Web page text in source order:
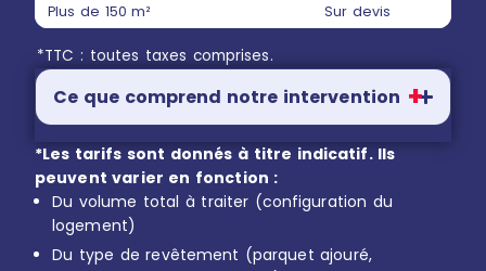
Plus de 150 m²
Sur devis
*TTC : toutes taxes comprises.
Ce que comprend notre intervention
*Les tarifs sont donnés à titre indicatif. Ils
peuvent varier en fonction :
Du volume total à traiter (configuration du
logement)
Du type de revêtement (parquet ajouré,